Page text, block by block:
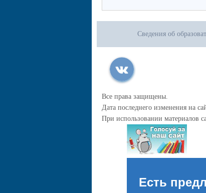
Сведения об
Все права защищены.
Дата последнего изменения на
При использовании материалов
Есть